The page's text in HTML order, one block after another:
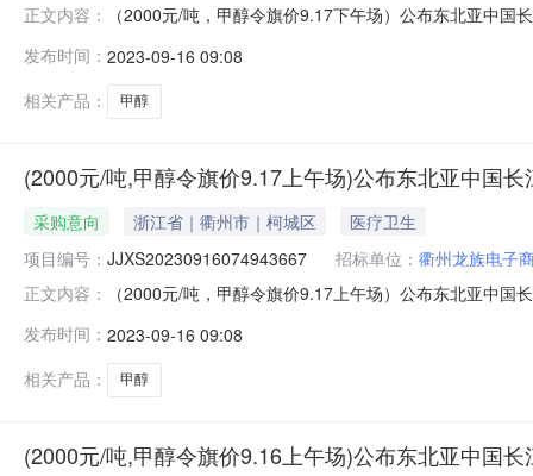
正文内容：
（2000元/吨，甲醇令旗价9.17下午场）公布东北亚中
场）公布东北亚中国长江口“甲醇”中下游主体采购意向
发布时间： 2023-09-16 09:08
相关产品：
甲醇
(2000元/吨,甲醇令旗价9.17上午场)公布东北亚中国
采购意向 浙江省｜衢州市｜柯城区
医疗卫生
项目编号： JJXS20230916074943667 招标单位： 衢州龙族电子
正文内容：
（2000元/吨，甲醇令旗价9.17上午场）公布东北亚中
场）公布东北亚中国长江口“甲醇”中下游主体采购意向
发布时间： 2023-09-16 09:08
相关产品：
甲醇
(2000元/吨,甲醇令旗价9.16上午场)公布东北亚中国